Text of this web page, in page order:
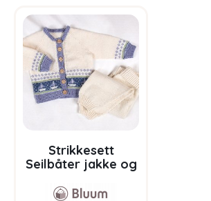
Strikkesett
Seilbåter jakke og
Bluum Soft Merino